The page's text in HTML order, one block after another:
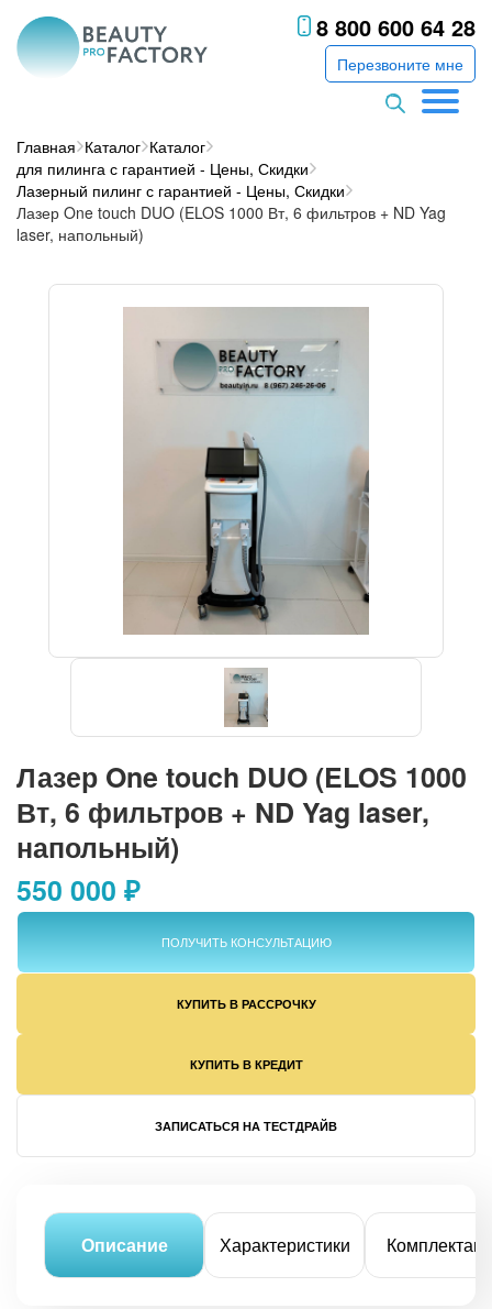
8 800 600 64 28
Перезвоните мне
Главная Каталог Каталог
для пилинга с гарантией - Цены, Скидки
Лазерный пилинг с гарантией - Цены, Скидки
Лазер One touch DUO (ELOS 1000 Вт, 6 фильтров + ND Yag
laser, напольный)
Лазер One touch DUO (ELOS 1000
Вт, 6 фильтров + ND Yag laser,
напольный)
550 000 ₽
ПОЛУЧИТЬ КОНСУЛЬТАЦИЮ
КУПИТЬ В РАССРОЧКУ
КУПИТЬ В КРЕДИТ
ЗАПИСАТЬСЯ НА ТЕСТДРАЙВ
Описание Характеристики